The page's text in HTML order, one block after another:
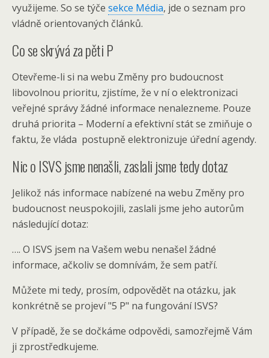
využijeme. So se týče sekce Média, jde o seznam pro
vládně orientovaných článků.
Co se skrývá za pěti P
Otevřeme-li si na webu Změny pro budoucnost
libovolnou prioritu, zjistíme, že v ní o elektronizaci
veřejné správy žádné informace nenalezneme. Pouze
druhá priorita – Moderní a efektivní stát se zmiňuje o
faktu, že vláda postupně elektronizuje úřední agendy.
Nic o ISVS jsme nenašli, zaslali jsme tedy dotaz
Jelikož nás informace nabízené na webu Změny pro
budoucnost neuspokojili, zaslali jsme jeho autorům
následující dotaz:
…. O ISVS jsem na Vašem webu nenašel žádné
informace, ačkoliv se domnívám, že sem patří.
Můžete mi tedy, prosím, odpovědět na otázku, jak
konkrétně se projeví "5 P" na fungování ISVS?
V případě, že se dočkáme odpovědi, samozřejmě Vám
ji zprostředkujeme.